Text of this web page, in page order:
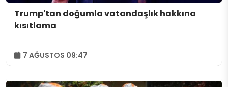
Trump'tan doğumla vatandaşlık hakkına
kısıtlama
7 AĞUSTOS 09:47